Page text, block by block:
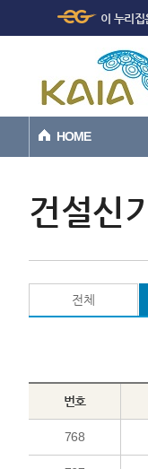
본문바로가기
이 누리
HOME
건설신
전체
번호
768